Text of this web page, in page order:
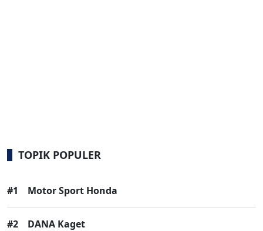
TOPIK POPULER
#1 Motor Sport Honda
#2 DANA Kaget